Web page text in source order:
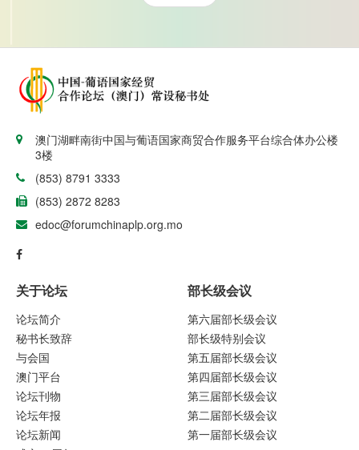
澳门湖畔南街中国与葡语国家商贸合作服务平台综合体办公楼
3楼
(853) 8791 3333
(853) 2872 8283
edoc@forumchinaplp.org.mo
关于论坛
论坛简介
秘书长致辞
与会国
澳门平台
论坛刊物
论坛年报
论坛新闻
部长级会议
第六届部长级会议
部长级特别会议
第五届部长级会议
第四届部长级会议
第三届部长级会议
第二届部长级会议
第一届部长级会议